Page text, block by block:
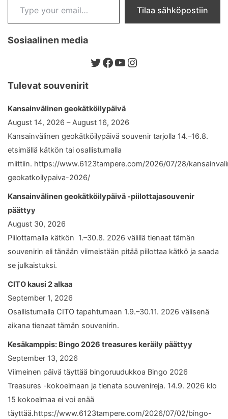
Tilaa sähköpostiin
Sosiaalinen media
Twitter
Facebook
YouTube
Instagram
Tulevat souvenirit
Kansainvälinen geokätköilypäivä
August 14, 2026 – August 16, 2026
Kansainvälinen geokätköilypäivä souvenir tarjolla 14.–16.8.
etsimällä kätkön tai osallistumalla
miittiin. https://www.6123tampere.com/2026/07/28/
geokatkoilypaiva-2026/
Kansainvälinen geokätköilypäivä -piilottajasouvenir
päättyy
August 30, 2026
Piilottamalla kätkön 1.–30.8. 2026 välillä tienaat tämän
souvenirin eli tänään viimeistään pitää piilottaa kätkö ja saada
se julkaistuksi.
CITO kausi 2 alkaa
September 1, 2026
Osallistumalla CITO tapahtumaan 1.9.–30.11. 2026 välisenä
aikana tienaat tämän souvenirin.
Kesäkamppis: Bingo 2026 treasures keräily päättyy
September 13, 2026
Viimeinen päivä täyttää bingoruudukkoa Bingo 2026
Treasures -kokoelmaan ja tienata souvenireja. 14.9. 2026 klo
15 kokoelmaa ei voi enää
täyttää.https://www.6123tampere.com/2026/07/02/bingo-